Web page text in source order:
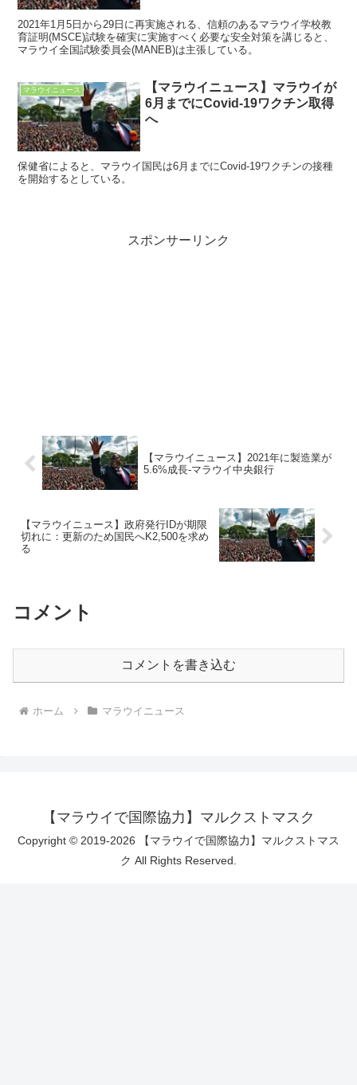
2021年1月5日から29日に再実施される、信頼のあるマラウイ学校教
育証明(MSCE)試験を確実に実施すべく必要な安全対策を講じると、
マラウイ全国試験委員会(MANEB)は主張している。
マラウイニュース
【マラウイニュース】マラウイが
6月までにCovid-19ワクチン取得
へ
保健省によると、マラウイ国民は6月までにCovid-19ワクチンの接種
を開始するとしている。
スポンサーリンク
【マラウイニュース】2021年に製造業が
5.6%成長-マラウイ中央銀行
【マラウイニュース】政府発行IDが期限
切れに：更新のため国民へK2,500を求め
る
コメント
コメントを書き込む
ホーム マラウイニュース
【マラウイで国際協力】マルクストマスク
Copyright © 2019-2026 【マラウイで国際協力】マルクストマス
ク All Rights Reserved.